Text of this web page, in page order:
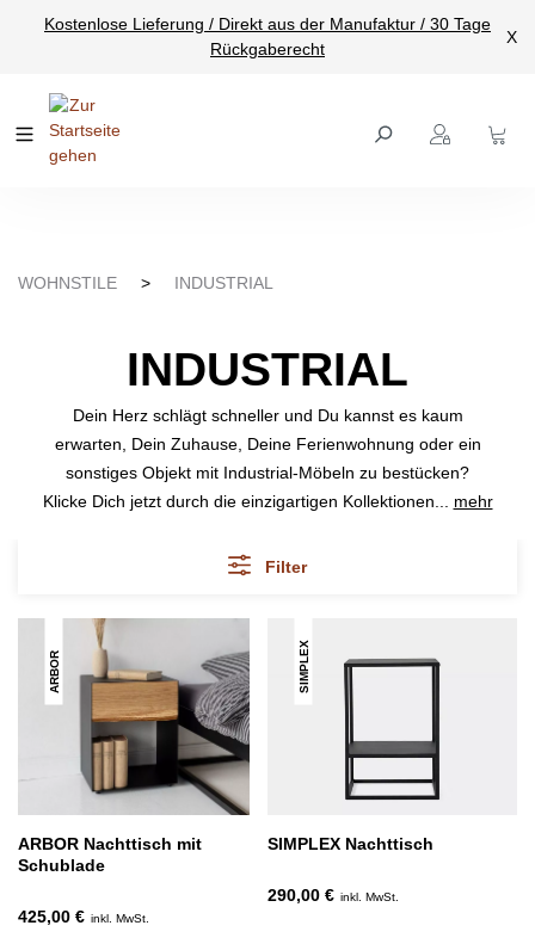
springen
Kostenlose Lieferung / Direkt aus der Manufaktur / 30 Tage
Rückgaberecht
X
WOHNSTILE > INDUSTRIAL
INDUSTRIAL
Dein Herz schlägt schneller und Du kannst es kaum
erwarten, Dein Zuhause, Deine Ferienwohnung oder ein
sonstiges Objekt mit Industrial-Möbeln zu bestücken?
Klicke Dich jetzt durch die einzigartigen Kollektionen... mehr
Filter
ARBOR
ARBOR Nachttisch mit
Schublade
425,00 € inkl. MwSt.
SIMPLEX
SIMPLEX Nachttisch
290,00 € inkl. MwSt.